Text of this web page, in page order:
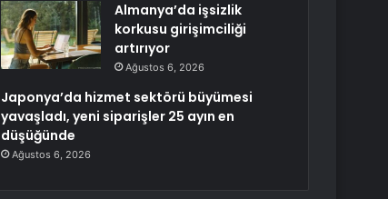
Almanya’da işsizlik
korkusu girişimciliği
artırıyor
Ağustos 6, 2026
Japonya’da hizmet sektörü büyümesi
yavaşladı, yeni siparişler 25 ayın en
düşüğünde
Ağustos 6, 2026